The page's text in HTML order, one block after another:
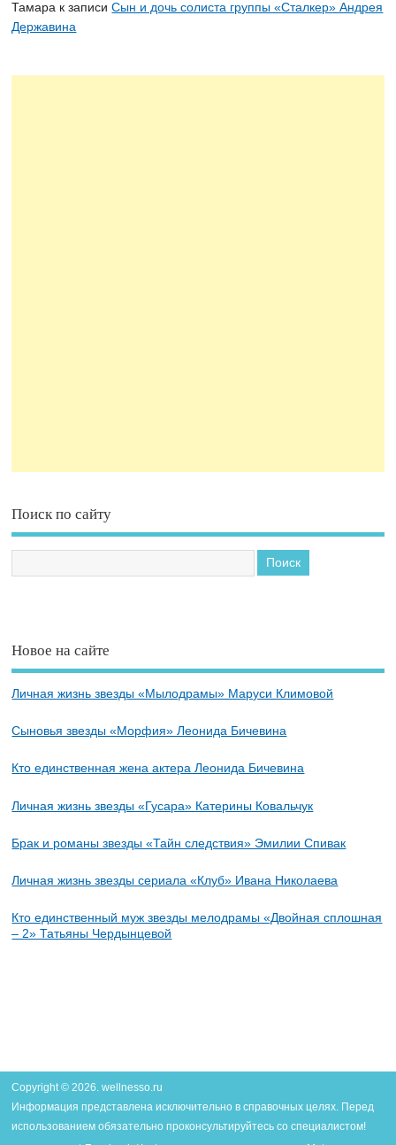
Тамара к записиСын и дочь солиста группы «Сталкер» Андрея
Державина
Поиск по сайту
Новое на сайте
Личная жизнь звезды «Мылодрамы» Маруси Климовой
Сыновья звезды «Морфия» Леонида Бичевина
Кто единственная жена актера Леонида Бичевина
Личная жизнь звезды «Гусара» Катерины Ковальчук
Брак и романы звезды «Тайн следствия» Эмилии Спивак
Личная жизнь звезды сериала «Клуб» Ивана Николаева
Кто единственный муж звезды мелодрамы «Двойная сплошная
– 2» Татьяны Чердынцевой
Copyright © 2026. wellnesso.ru
Информация представлена исключительно в справочных целях. Перед
использованием обязательно проконсультируйтесь со специалистом!